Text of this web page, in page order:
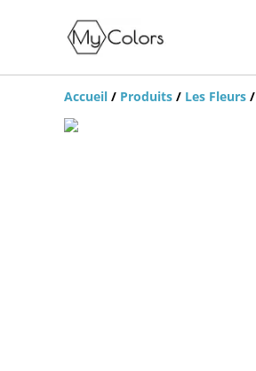
Accueil / Produits / Les Fleurs /